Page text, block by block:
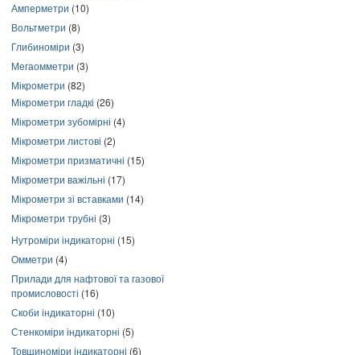
Амперметри (10)
Вольтметри (8)
Глибиноміри (3)
Мегаомметри (3)
Мікрометри (82)
Мікрометри гладкі (26)
Мікрометри зубомірні (4)
Мікрометри листові (2)
Мікрометри призматичні (15)
Мікрометри важільні (17)
Мікрометри зі вставками (14)
Мікрометри трубні (3)
Нутроміри індикаторні (15)
Омметри (4)
Прилади для нафтової та газової
промисловості (16)
Скоби індикаторні (10)
Стенкоміри індикаторні (5)
Товщиноміри індикаторні (6)